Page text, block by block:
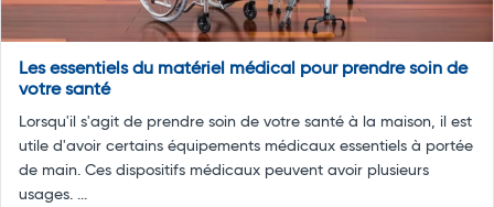
Les essentiels du matériel médical pour prendre soin de
votre santé
Lorsqu'il s'agit de prendre soin de votre santé à la maison, il est
utile d'avoir certains équipements médicaux essentiels à portée
de main. Ces dispositifs médicaux peuvent avoir plusieurs
usages. ...